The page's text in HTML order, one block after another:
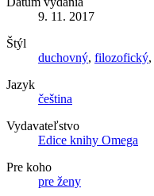
9. 11. 2017
Štýl
duchovný, filozofický,
Jazyk
čeština
Vydavateľstvo
Edice knihy Omega
Pre koho
pre ženy